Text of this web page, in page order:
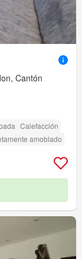
Cantón
Calefacción
amoblado